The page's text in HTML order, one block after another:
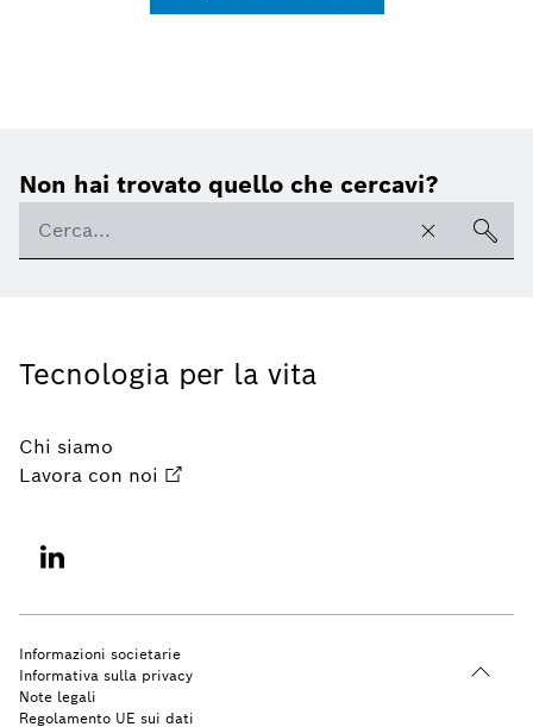
Non hai trovato quello che cercavi?
Tecnologia per la vita
Chi siamo
Lavora con noi
Informazioni societarie
Informativa sulla privacy
Note legali
Regolamento UE sui dati